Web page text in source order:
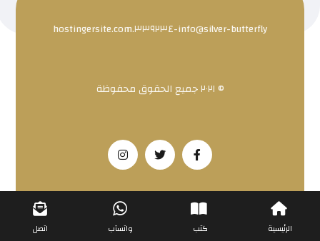
info@silver-butterfly-٣٣٩٢٣٤.hostingersite.com
© ٢٠٢١ جميع الحقوق محفوظة
الرئيسية كتب واتسآب اتصل